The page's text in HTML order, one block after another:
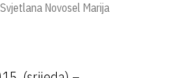
Novosel Marija